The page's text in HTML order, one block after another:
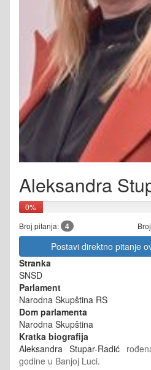
Aleksandra
0%
Broj pitanja: 4
Postavi direktno pitanje
Stranka
SNSD
Parlament
Narodna Skupština RS
Dom parlamenta
Narodna Skupština
Kratka biografija
Aleksandra Stupar-Radić
godine u Banjoj Luci.